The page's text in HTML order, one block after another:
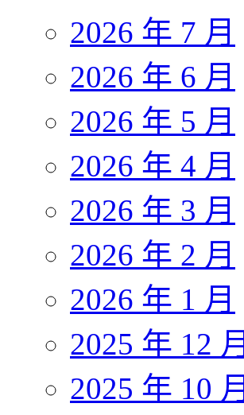
2026 年 7 月
2026 年 6 月
2026 年 5 月
2026 年 4 月
2026 年 3 月
2026 年 2 月
2026 年 1 月
2025 年 12 月
2025 年 10 月